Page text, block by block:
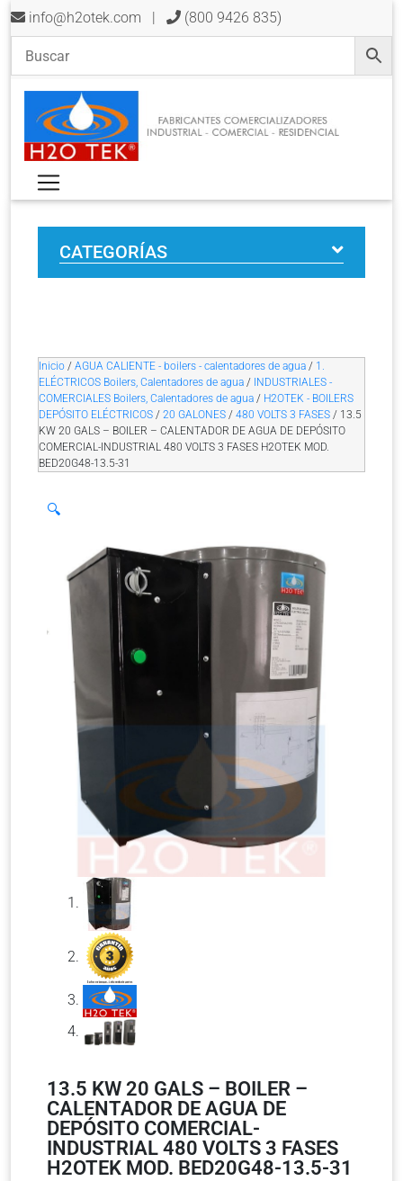
info@h2otek.com | (800 9426 835)
CATEGORÍAS
Inicio / AGUA CALIENTE - boilers - calentadores de agua / 1.
ELÉCTRICOS Boilers, Calentadores de agua / INDUSTRIALES -
COMERCIALES Boilers, Calentadores de agua / H2OTEK - BOILERS
DEPÓSITO ELÉCTRICOS / 20 GALONES / 480 VOLTS 3 FASES / 13.5
KW 20 GALS – BOILER – CALENTADOR DE AGUA DE DEPÓSITO
COMERCIAL-INDUSTRIAL 480 VOLTS 3 FASES H2OTEK MOD.
BED20G48-13.5-31
🔍
13.5 KW 20 GALS – BOILER –
CALENTADOR DE AGUA DE
DEPÓSITO COMERCIAL-
INDUSTRIAL 480 VOLTS 3 FASES
H2OTEK MOD. BED20G48-13.5-31